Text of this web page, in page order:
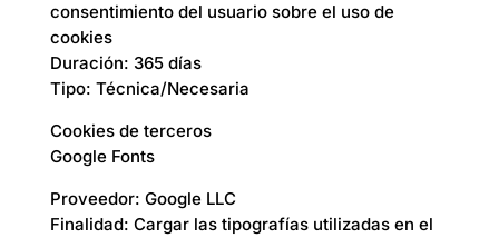
consentimiento del usuario sobre el uso de
cookies
Duración: 365 días
Tipo: Técnica/Necesaria
Cookies de terceros
Google Fonts
Proveedor: Google LLC
Finalidad: Cargar las tipografías utilizadas en el